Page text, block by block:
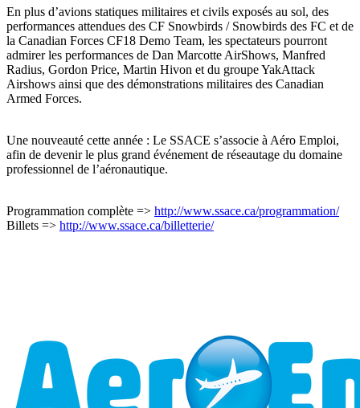
En plus d’avions statiques militaires et civils exposés au sol, des
performances attendues des CF Snowbirds / Snowbirds des FC et de
la Canadian Forces CF18 Demo Team, les spectateurs pourront
admirer les performances de Dan Marcotte AirShows, Manfred
Radius, Gordon Price, Martin Hivon et du groupe YakAttack
Airshows ainsi que des démonstrations militaires des Canadian
Armed Forces.
Une nouveauté cette année : Le SSACE s’associe à Aéro Emploi,
afin de devenir le plus grand événement de réseautage du domaine
professionnel de l’aéronautique.
Programmation complète => http://www.ssace.ca/programmation/
Billets => http://www.ssace.ca/billetterie/